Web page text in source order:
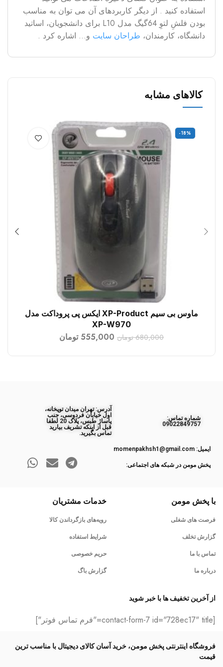
استفاده کنید . از دیگر کاربردهای آن می توان به مناسب
بودن فلشِ لتوِ 64گیگ مدل L10 برای دانشجویان، اساتید
دانشگاه، کارمندان، طراحان سایت و… اشاره کرد .
کالاهای مشابه
-18%
افزودن به سبد خریدماوس بی سیم XP-Product ایکس پی پروداکت مدل
XP-W970
680,000 تومان 555,000 تومان
ﺷﻤﺎره ﺗﻤﺎس:
09022849757
آدرس: تهران میدان توپخانه،
اول خیابان فردوسی، جنب
پاساژ طبس، پلاک 20 لطفا
قبل از اینکه تشریف بیارید
تماس بگیرید.
ایمیل: momenpakhsh1@gmail.com
پخش مومن در شبکه های اجتماعی:
با پخش مومن
فرصت های شغلی
گزارش تخلف
تماس با ما
درباره ما
خدمات مشتریان
رویه‌های بازگرداندن کالا
شرایط استفاده
حریم خصوصی
گزارش باگ
از آخرین تخفیف ها با خبر شوید
[contact-form-7 id="728ec17" title="فرم تماس فوتر"]
فروشگاه اینترنتی پخش مومن، خرید آسان کالای دیجیتال با مناسب ترین
قیمت